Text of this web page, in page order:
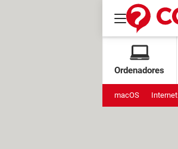
Ordenadores
macOS Internet